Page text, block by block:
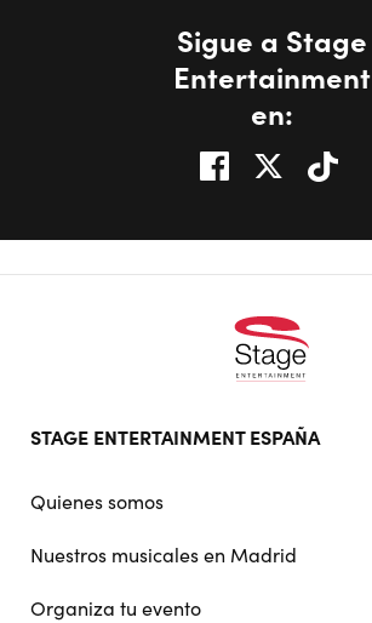
Sigue a Stage
Entertainment
en:
doormat
STAGE ENTERTAINMENT ESPAÑA
Quienes somos
Nuestros musicales en Madrid
Organiza tu evento